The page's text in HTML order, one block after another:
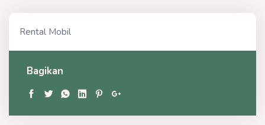
Rental Mobil
Bagikan